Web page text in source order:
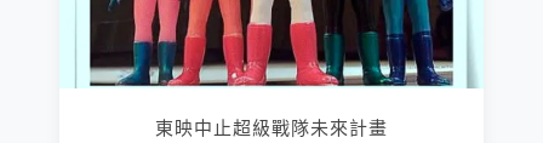
東映中止超級戰隊未來計畫